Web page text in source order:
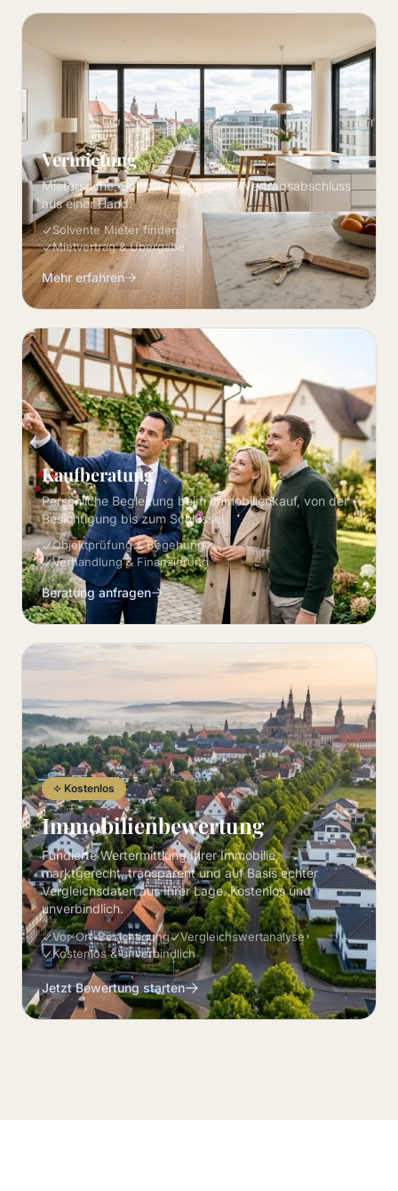
Vermietung
Mietersuche, Bonitätsprüfung und Vertragsabschluss
aus einer Hand.
Solvente Mieter finden
Mietvertrag & Übergabe
Mehr erfahren
Kaufberatung
Persönliche Begleitung beim Immobilienkauf, von der
Besichtigung bis zum Schlüssel.
Objektprüfung & Begehung
Verhandlung & Finanzierung
Beratung anfragen
Kostenlos
Immobilienbewertung
Fundierte Wertermittlung Ihrer Immobilie,
marktgerecht, transparent und auf Basis echter
Vergleichsdaten aus Ihrer Lage. Kostenlos und
unverbindlich.
Vor-Ort-Besichtigung
Vergleichswertanalyse
Kostenlos & unverbindlich
Jetzt Bewertung starten